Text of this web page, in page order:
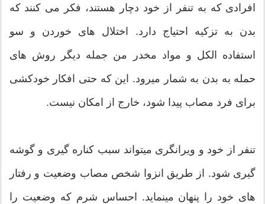
افرادی که به تنفر از خود دچار هستند، فکر می کنند که
بدن به تزکیه احتیاج دارد. اختلال های خوردن و سو
استفاده الکل و مواد مخدر من جمله دیگر روش های
حمله به بدن به شمار میرود. این که حتی افکار خود‌کشی
برای فرد مصاب پیدا شود، خارج از امکان نیست.
تنفر از خود و ویرانگری میتواند سبب کناره گیری و گوشه
گیری شود. از طریق انزوا شخص مصاب وضعیت و رفتار
های خود را پنهان مینماید. احساس شرم که وضعیت را